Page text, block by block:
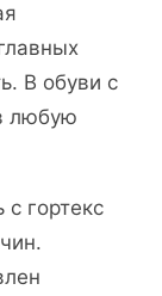
В обуви с
любую
гортекс